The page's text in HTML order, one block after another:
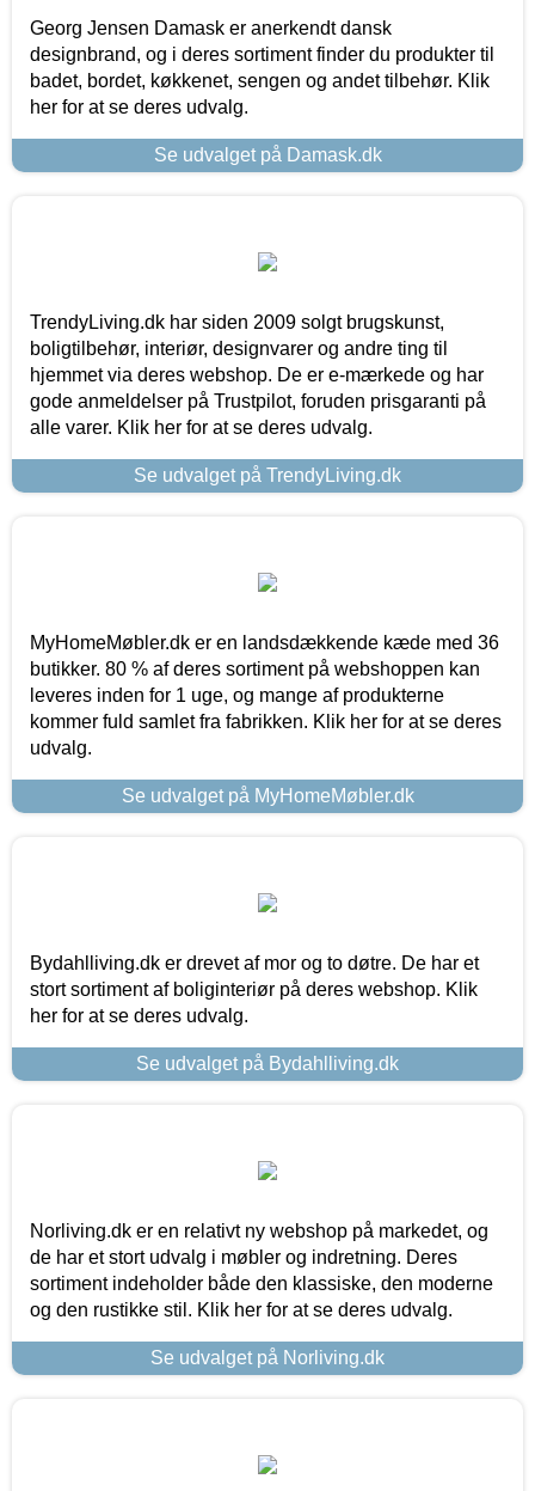
Georg Jensen Damask er anerkendt dansk
designbrand, og i deres sortiment finder du produkter til
badet, bordet, køkkenet, sengen og andet tilbehør. Klik
her for at se deres udvalg.
Se udvalget på Damask.dk
TrendyLiving.dk har siden 2009 solgt brugskunst,
boligtilbehør, interiør, designvarer og andre ting til
hjemmet via deres webshop. De er e-mærkede og har
gode anmeldelser på Trustpilot, foruden prisgaranti på
alle varer. Klik her for at se deres udvalg.
Se udvalget på TrendyLiving.dk
MyHomeMøbler.dk er en landsdækkende kæde med 36
butikker. 80 % af deres sortiment på webshoppen kan
leveres inden for 1 uge, og mange af produkterne
kommer fuld samlet fra fabrikken. Klik her for at se deres
udvalg.
Se udvalget på MyHomeMøbler.dk
Bydahlliving.dk er drevet af mor og to døtre. De har et
stort sortiment af boliginteriør på deres webshop. Klik
her for at se deres udvalg.
Se udvalget på Bydahlliving.dk
Norliving.dk er en relativt ny webshop på markedet, og
de har et stort udvalg i møbler og indretning. Deres
sortiment indeholder både den klassiske, den moderne
og den rustikke stil. Klik her for at se deres udvalg.
Se udvalget på Norliving.dk